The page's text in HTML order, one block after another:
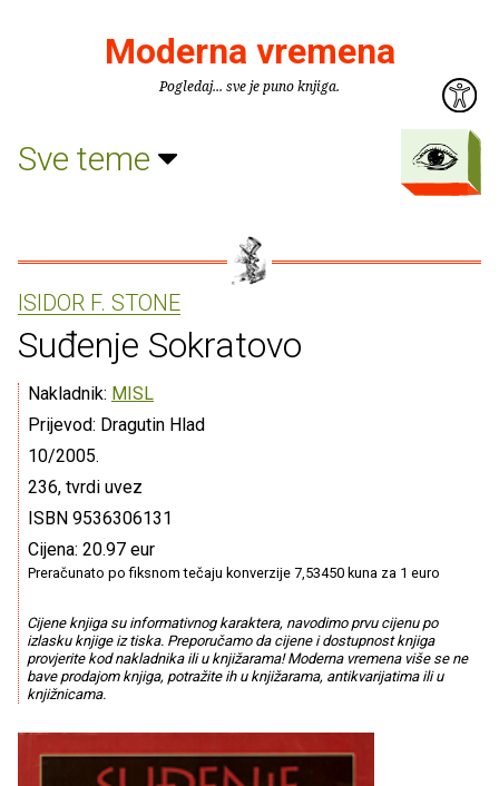
Moderna vremena
Pogledaj... sve je puno knjiga.
Sve teme
ISIDOR F. STONE
Suđenje Sokratovo
Nakladnik: MISL
Prijevod: Dragutin Hlad
10/2005.
236, tvrdi uvez
ISBN 9536306131
Cijena: 20.97 eur
Preračunato po fiksnom tečaju konverzije 7,53450 kuna za 1 euro
Cijene knjiga su informativnog karaktera, navodimo prvu cijenu po
izlasku knjige iz tiska. Preporučamo da cijene i dostupnost knjiga
provjerite kod nakladnika ili u knjižarama! Moderna vremena više se ne
bave prodajom knjiga, potražite ih u knjižarama, antikvarijatima ili u
knjižnicama.